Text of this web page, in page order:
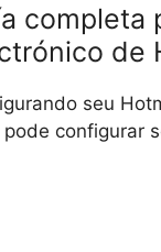
completa
de
seu
pode configurar